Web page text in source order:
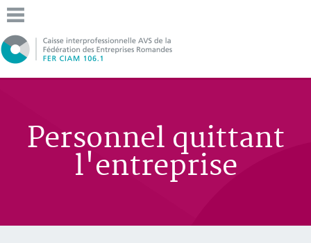
Personnel quittant
l'entreprise